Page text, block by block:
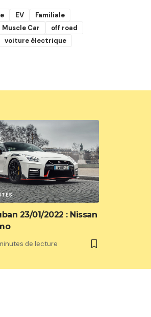
EV
Familiale
Muscle Car
off road
voiture électrique
23/01/2022 : Nissan
de lecture